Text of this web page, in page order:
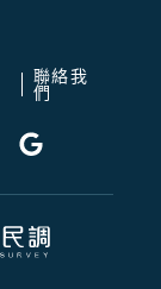
聯絡我
們